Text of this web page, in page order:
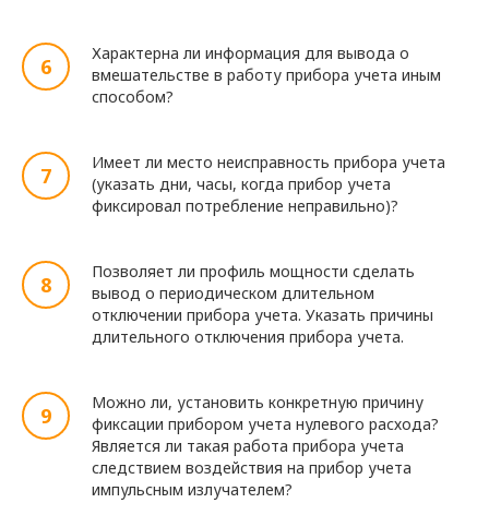
Характерна ли информация для вывода о
вмешательстве в работу прибора учета иным
способом?
Имеет ли место неисправность прибора учета
(указать дни, часы, когда прибор учета
фиксировал потребление неправильно)?
Позволяет ли профиль мощности сделать
вывод о периодическом длительном
отключении прибора учета. Указать причины
длительного отключения прибора учета.
Можно ли, установить конкретную причину
фиксации прибором учета нулевого расхода?
Является ли такая работа прибора учета
следствием воздействия на прибор учета
импульсным излучателем?